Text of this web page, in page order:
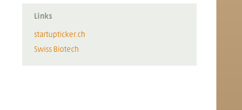
Links
startupticker.ch
Swiss Biotech